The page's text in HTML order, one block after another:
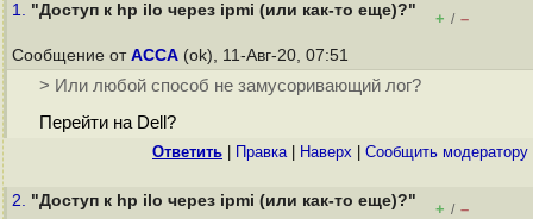
1. "Доступ к hp ilo через ipmi (или как-то еще)?" + / –
Сообщение от ACCA (ok), 11-Авг-20, 07:51
> Или любой способ не замусоривающий лог?
Перейти на Dell?
Ответить Правка| Наверх Cообщить модератору
2. "Доступ к hp ilo через ipmi (или как-то еще)?" + / –